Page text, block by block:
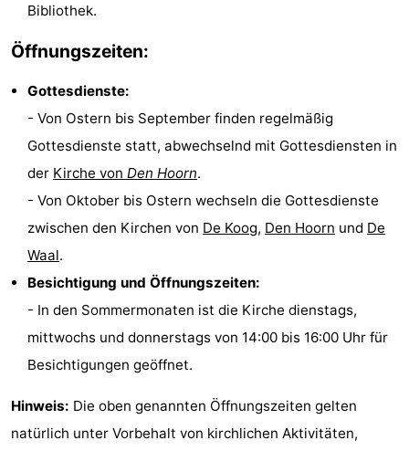
Eibernest
't
Hoogelandt
-
Beach
Park
Texel
-
Buytenveldt
De
Krim
EuroParcs
Texel
Kustpark
Texel
Sluftervallei
Strandhuys
Residentie
Villapark
Hotels
Bibliothek.
Öffnungszeiten:
Gottesdienste:
- Von Ostern bis September finden regelmäßig
Gottesdienste statt, abwechselnd mit Gottesdiensten in
der Kirche von Den Hoorn.
- Von Oktober bis Ostern wechseln die Gottesdienste
zwischen den Kirchen von De Koog, Den Hoorn und De
Waal.
Besichtigung und Öffnungszeiten:
- In den Sommermonaten ist die Kirche dienstags,
mittwochs und donnerstags von 14:00 bis 16:00 Uhr für
Besichtigungen geöffnet.
Hinweis: Die oben genannten Öffnungszeiten gelten
natürlich unter Vorbehalt von kirchlichen Aktivitäten,